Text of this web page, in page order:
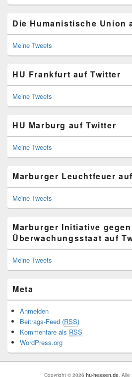
Die Humanistische Union
Meine Tweets
HU Frankfurt auf Twitter
Meine Tweets
HU Marburg auf Twitter
Meine Tweets
Marburger Leuchtfeuer
Meine Tweets
Marburger Initiative
Überwachungsstaat auf
Meine Tweets
Meta
Anmelden
Beitrags-Feed (RSS)
Kommentare als RSS
WordPress.org
Copyright © 2026 hu-hessen.de. Alle